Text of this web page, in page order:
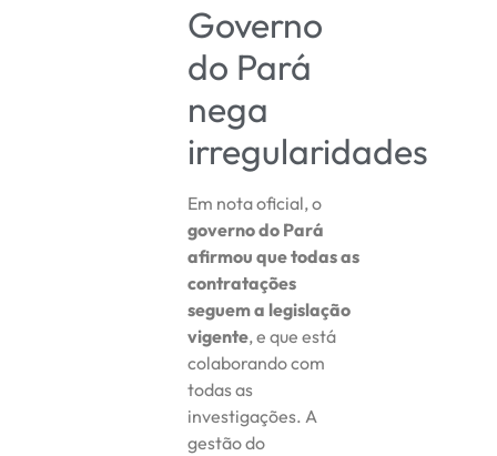
Governo
do Pará
nega
irregularidades
Em nota oficial, o
governo do Pará
afirmou que todas as
contratações
seguem a legislação
vigente, e que está
colaborando com
todas as
investigações. A
gestão do